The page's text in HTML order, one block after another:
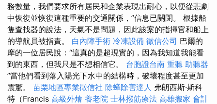
務數量，我們要求所有居民和企業表現出耐心，以便從悲劇
中恢復並恢復這種重要的交通關係，”信息已關閉。 根據船
隻查找器的說法，天氣不是問題，因此該案的指揮官和船上
的導航員被指責。 白內障手術 冷凍設備 徵信公司 巴爾的
摩的一位居民說：“這真的是超現實的，因為我知道我能看
到的東西，但我只是不想相信它。 台胞證台南 重聽 助聽器
”當他們看到落入陽光下水中的結構時，破壞程度甚至更加
震驚。 苗栗地區專業徵信社 除蟑除害達人 弗朗西斯·斯科
特（Francis 高級外燴 養老院 士林撥筋療法 高雄搬家 會計